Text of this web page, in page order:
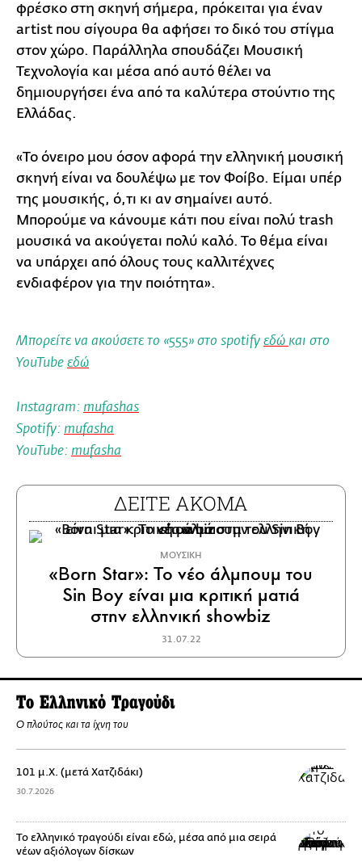
φρέσκο στη σκηνή σήμερα, πρόκειται για έναν
artist που σίγουρα θα αφήσει το δικό του στίγμα
στον χώρο. Παράλληλα σπουδάζει Μουσική
Τεχνολογία και μέσα από αυτό θέλει να
δημιουργήσει ένα από τα καλύτερα στούντιο της
Ελλάδας.
«Το όνειρο μου όσον αφορά την ελληνική μουσική
σκηνή είναι να δουλέψω με τον Φοίβο. Είμαι υπέρ
της μουσικής, ό,τι κι αν σημαίνει αυτό.
Μπορούμε να κάνουμε κάτι που είναι πολύ trash
μουσικά να ακούγεται πολύ καλό. Το θέμα είναι
να υπάρχει από όλους τους καλλιτέχνες
ενδιαφέρον για την ποιότητα».
Μπορείτε να ακούσετε το «555» στο spotify εδώ και στο
YouTube εδώ
Instagram: mufashas
Spotify: mufasha
YouTube: mufasha
ΔΕΙΤΕ ΑΚΟΜΑ
ΜΟΥΣΙΚΗ
«Born Star»: Το νέο άλμπουμ του
Sin Boy είναι μια κριτική ματιά
στην ελληνική showbiz
31.07.22
Το Ελληνικό Τραγούδι
Ο πλούτος και τα ίχνη του
101 μ.Χ. (μετά Χατζιδάκι)
30.7.2026
Το ελληνικό τραγούδι είναι εδώ, μέσα από μια σειρά
νέων αξιόλογων δίσκων